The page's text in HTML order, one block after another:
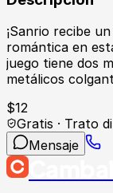
¡Sanrio recibe
romántica en
juego tiene dos
metálicos
$12
Gratis · Trato
Mensaje